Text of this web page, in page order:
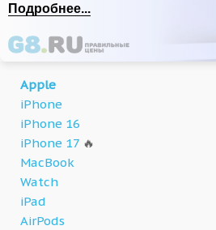
Подробнее...
Apple
iPhone
iPhone 16
iPhone 17 🔥
MacBook
Watch
iPad
AirPods